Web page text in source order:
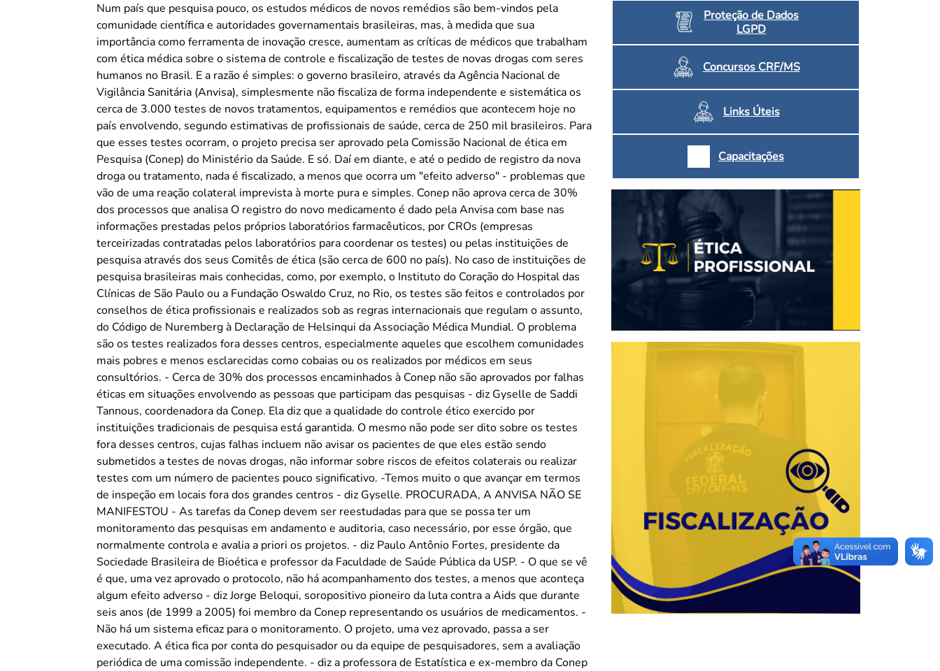
Num país que pesquisa pouco, os estudos médicos de novos remédios são bem-vindos pela
comunidade científica e autoridades governamentais brasileiras, mas, à medida que sua
importância como ferramenta de inovação cresce, aumentam as críticas de médicos que trabalham
com ética médica sobre o sistema de controle e fiscalização de testes de novas drogas com seres
humanos no Brasil. E a razão é simples: o governo brasileiro, através da Agência Nacional de
Vigilância Sanitária (Anvisa), simplesmente não fiscaliza de forma independente e sistemática os
cerca de 3.000 testes de novos tratamentos, equipamentos e remédios que acontecem hoje no
país envolvendo, segundo estimativas de profissionais de saúde, cerca de 250 mil brasileiros. Para
que esses testes ocorram, o projeto precisa ser aprovado pela Comissão Nacional de ética em
Pesquisa (Conep) do Ministério da Saúde. E só. Daí em diante, e até o pedido de registro da nova
droga ou tratamento, nada é fiscalizado, a menos que ocorra um "efeito adverso" - problemas que
vão de uma reação colateral imprevista à morte pura e simples. Conep não aprova cerca de 30%
dos processos que analisa O registro do novo medicamento é dado pela Anvisa com base nas
informações prestadas pelos próprios laboratórios farmacêuticos, por CROs (empresas
terceirizadas contratadas pelos laboratórios para coordenar os testes) ou pelas instituições de
pesquisa através dos seus Comitês de ética (são cerca de 600 no país). No caso de instituições de
pesquisa brasileiras mais conhecidas, como, por exemplo, o Instituto do Coração do Hospital das
Clínicas de São Paulo ou a Fundação Oswaldo Cruz, no Rio, os testes são feitos e controlados por
conselhos de ética profissionais e realizados sob as regras internacionais que regulam o assunto,
do Código de Nuremberg à Declaração de Helsinqui da Associação Médica Mundial. O problema
são os testes realizados fora desses centros, especialmente aqueles que escolhem comunidades
mais pobres e menos esclarecidas como cobaias ou os realizados por médicos em seus
consultórios. - Cerca de 30% dos processos encaminhados à Conep não são aprovados por falhas
éticas em situações envolvendo as pessoas que participam das pesquisas - diz Gyselle de Saddi
Tannous, coordenadora da Conep. Ela diz que a qualidade do controle ético exercido por
instituições tradicionais de pesquisa está garantida. O mesmo não pode ser dito sobre os testes
fora desses centros, cujas falhas incluem não avisar os pacientes de que eles estão sendo
submetidos a testes de novas drogas, não informar sobre riscos de efeitos colaterais ou realizar
testes com um número de pacientes pouco significativo. -Temos muito o que avançar em termos
de inspeção em locais fora dos grandes centros - diz Gyselle. PROCURADA, A ANVISA NÃO SE
MANIFESTOU - As tarefas da Conep devem ser reestudadas para que se possa ter um
monitoramento das pesquisas em andamento e auditoria, caso necessário, por esse órgão, que
normalmente controla e avalia a priori os projetos. - diz Paulo Antônio Fortes, presidente da
Sociedade Brasileira de Bioética e professor da Faculdade de Saúde Pública da USP. - O que se vê
é que, uma vez aprovado o protocolo, não há acompanhamento dos testes, a menos que aconteça
algum efeito adverso - diz Jorge Beloqui, soropositivo pioneiro da luta contra a Aids que durante
seis anos (de 1999 a 2005) foi membro da Conep representando os usuários de medicamentos. -
Não há um sistema eficaz para o monitoramento. O projeto, uma vez aprovado, passa a ser
executado. A ética fica por conta do pesquisador ou da equipe de pesquisadores, sem a avaliação
periódica de uma comissão independente. - diz a professora de Estatística e ex-membro da Conep
Proteção de Dados
LGPD
Concursos CRF/MS
Links Úteis
Capacitações